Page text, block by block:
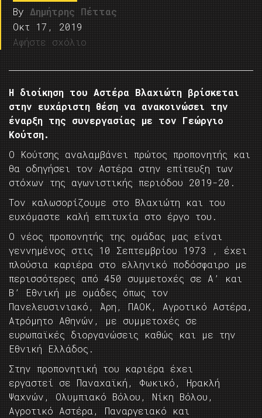
By Δημήτρης Πέττας
Οκτ 17, 2019
Αφήστε σχόλιο
Η διοίκηση του Αστέρα Βλαχιώτη βρίσκεται
στην ευχάριστη θέση να ανακοινώσει την
έναρξη της συνεργασίας με τον Γεώργιο
Κούτση.
Ο Κούτσης αναλαμβάνει πρώτος προπονητής και
θα οδηγήσει τον Αστέρα στην επίτευξη των
στόχων της αγωνιστικής περιόδου 2019-20.
Τον καλωσορίζουμε στο Βλαχιώτη και του
ευχόμαστε καλή επιτυχία στο έργο του.
Ο νέος προπονητής της ομάδας μας είναι
γεννημένος στις 10 Σεπτεμβρίου 1973 , έχει
πλούσια καριέρα στο ελληνικό ποδόσφαιρο με
περισσότερες από 450 συμμετοχές σε Α’ και
Β’ Εθνική με ομάδες όπως τον
Πανελευσινιακό, Άρη, ΠΑΟΚ, Αγροτικό Αστέρα,
Ατρόμητο Αθηνών, με συμμετοχές σε
ευρωπαϊκές διοργανώσεις καθώς και με την
Εθνική Ελλάδος.
Στην προπονητική του καριέρα έχει
εργαστεί σε Παναχαϊκή, Φωκικό, Ηρακλή
Ψαχνών, Ολυμπιακό Βόλου, Νίκη Βόλου,
Αγροτικό Αστέρα, Παναργειακό και